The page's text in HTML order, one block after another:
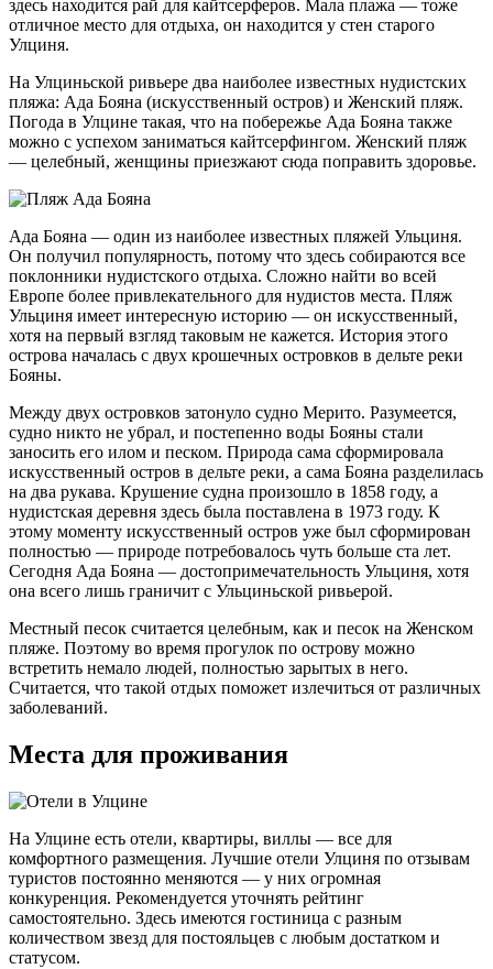
здесь находится рай для кайтсерферов. Мала плажа — тоже
отличное место для отдыха, он находится у стен старого
Улциня.
На Улциньской ривьере два наиболее известных нудистских
пляжа: Ада Бояна (искусственный остров) и Женский пляж.
Погода в Улцине такая, что на побережье Ада Бояна также
можно с успехом заниматься кайтсерфингом. Женский пляж
— целебный, женщины приезжают сюда поправить здоровье.
Ада Бояна — один из наиболее известных пляжей Ульциня.
Он получил популярность, потому что здесь собираются все
поклонники нудистского отдыха. Сложно найти во всей
Европе более привлекательного для нудистов места. Пляж
Ульциня имеет интересную историю — он искусственный,
хотя на первый взгляд таковым не кажется. История этого
острова началась с двух крошечных островков в дельте реки
Бояны.
Между двух островков затонуло судно Мерито. Разумеется,
судно никто не убрал, и постепенно воды Бояны стали
заносить его илом и песком. Природа сама сформировала
искусственный остров в дельте реки, а сама Бояна разделилась
на два рукава. Крушение судна произошло в 1858 году, а
нудистская деревня здесь была поставлена в 1973 году. К
этому моменту искусственный остров уже был сформирован
полностью — природе потребовалось чуть больше ста лет.
Сегодня Ада Бояна — достопримечательность Ульциня, хотя
она всего лишь граничит с Ульциньской ривьерой.
Местный песок считается целебным, как и песок на Женском
пляже. Поэтому во время прогулок по острову можно
встретить немало людей, полностью зарытых в него.
Считается, что такой отдых поможет излечиться от различных
заболеваний.
Места для проживания
На Улцине есть отели, квартиры, виллы — все для
комфортного размещения. Лучшие отели Улциня по отзывам
туристов постоянно меняются — у них огромная
конкуренция. Рекомендуется уточнять рейтинг
самостоятельно. Здесь имеются гостиница с разным
количеством звезд для постояльцев с любым достатком и
статусом.